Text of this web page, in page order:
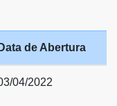
Data de Abertura
04/2022